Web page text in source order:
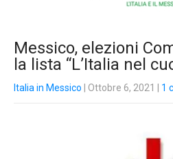
Messico, elezioni
la lista “L’Italia nel
Italia in Messico | Ottobre 6, 2021 1